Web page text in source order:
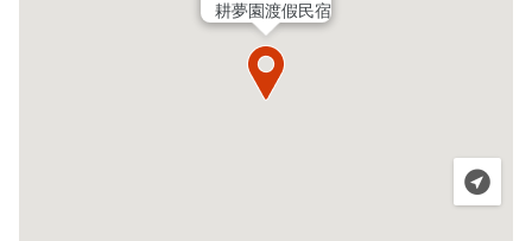
耕夢園渡假民宿